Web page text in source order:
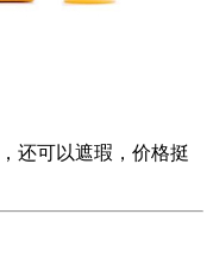
还可以遮瑕，价格挺